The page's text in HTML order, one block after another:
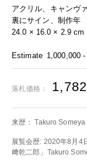
アクリル、キャンヴ
裏にサイン、制作年
24.0 × 16.0 × 2.9
Estimate 1,000,000
落札価格：
来歴： Takuro
展覧会歴: 2020年8月4
﨑乾二郎」Takuro